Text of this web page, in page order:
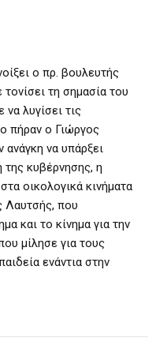
ο πρ. βουλευτής
τη σημασία του
να λυγίσει τις
πήραν ο Γιώργος
να υπάρξει
της κυβέρνησης, η
οικολογικά κινήματα
Λαυτσής, που
και το κίνημα για την
μίλησε για τους
ενάντια στην